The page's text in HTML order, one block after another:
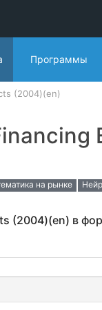
Программы
(2004)(en)
на рынке
(2004)(en) в